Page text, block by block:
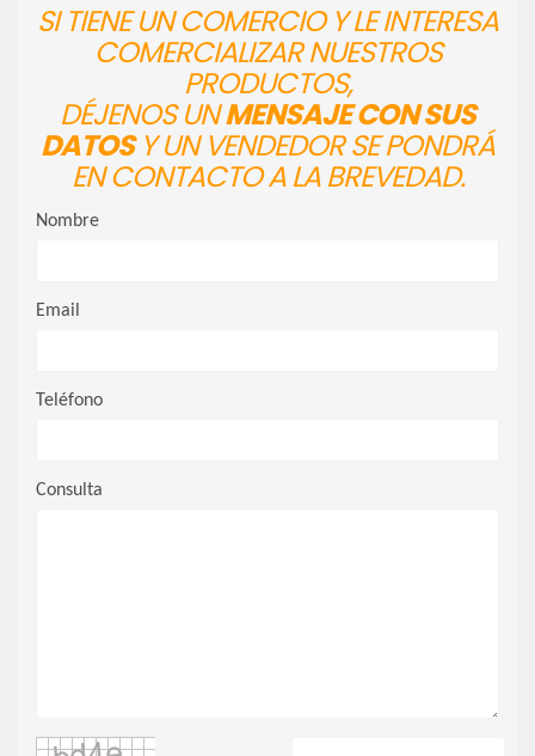
SI TIENE UN COMERCIO Y LE INTERESA
COMERCIALIZAR NUESTROS
PRODUCTOS,
DÉJENOS UNMENSAJE CON SUS
DATOSY UN VENDEDOR SE PONDRÁ
EN CONTACTO A LA BREVEDAD.
Nombre
Email
Teléfono
Consulta